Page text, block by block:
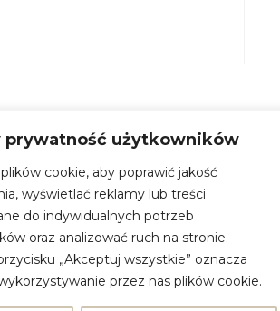
prywatność użytkowników
cookie, aby poprawić jakość
wyświetlać reklamy lub treści
do indywidualnych potrzeb
oraz analizować ruch na stronie.
„Akceptuj wszystkie” oznacza
przez nas plików cookie.